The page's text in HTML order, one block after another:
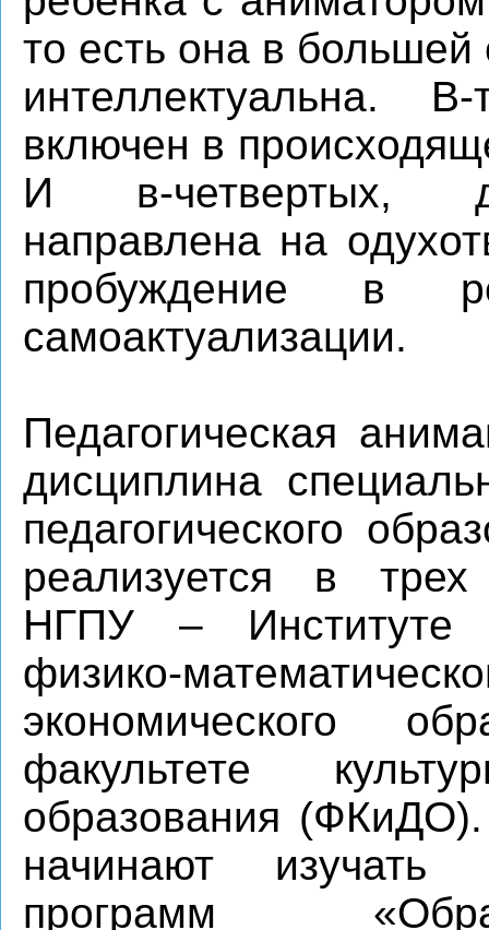
то есть она в
интеллектуальна. В-
включен в
И в-четвертых,
направлена на
пробуждение в
самоактуализации.
Педагогическая
дисциплина
педагогического
реализуется в
НГПУ – Институте
физико-
экономического
факультете
образования
начинают изучать
программ